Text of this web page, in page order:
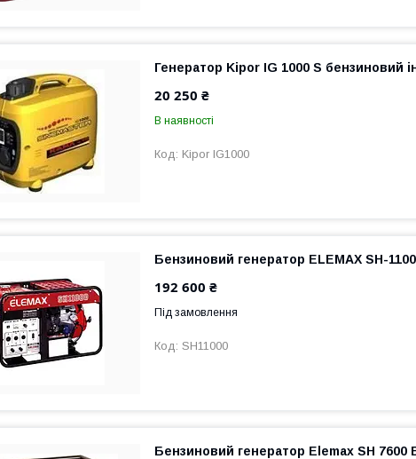
Генератор Kipor IG 1000 S бензиновий
20 250 ₴
В наявності
Kipor IG1000
Бензиновий генератор ELEMAX SH-
192 600 ₴
Під замовлення
SH11000
Бензиновий генератор Elemax SH 7600